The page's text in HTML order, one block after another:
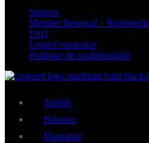
Support
Member Renewal –
FAQ
Login/Connexion
Politique de confidentialité
Tumblr
Behance
Mastodon